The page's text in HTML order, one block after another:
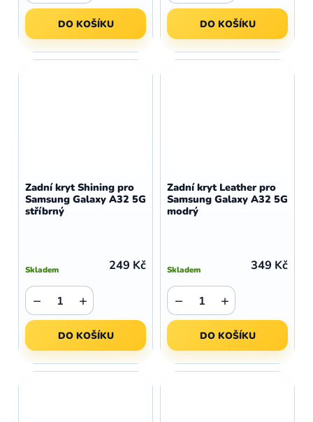
DO KOŠÍKU DO KOŠÍKU
Zadní kryt Shining pro
Samsung Galaxy A32 5G
stříbrný
Skladem 249 Kč
+
−
DO KOŠÍKU
Zadní kryt Leather pro
Samsung Galaxy A32 5G
modrý
Skladem 349 Kč
+
−
DO KOŠÍKU